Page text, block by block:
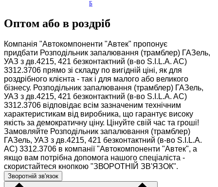
Б
е
з,
...
Оптом або в роздріб
Компанія "Автокомпоненти "Автек" пропонує
придбати Розподiльник запалювання (трамблер) ГАЗель,
УАЗ з дв.4215, 421 безконтактний (в-во S.I.L.A. AC)
3312.3706 прямо зі складу по вигідній ціні, як для
роздрібного клієнта - так і для малого або великого
бізнесу. Розподiльник запалювання (трамблер) ГАЗель,
УАЗ з дв.4215, 421 безконтактний (в-во S.I.L.A. AC)
3312.3706 відповідає всім зазначеним технічним
характеристикам від виробника, що гарантує високу
якість за демократичну ціну. Цінуйте свій час та гроші!
Замовляйте Розподiльник запалювання (трамблер)
ГАЗель, УАЗ з дв.4215, 421 безконтактний (в-во S.I.L.A.
AC) 3312.3706 в компанії "Автокомпоненти "Автек", а
якщо вам потрібна допомога нашого спеціаліста -
скористайтеся кнопкою "ЗВОРОТНІЙ ЗВ'ЯЗОК".
Зворотній зв'язок